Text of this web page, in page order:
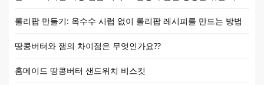
롤리팝 만들기: 옥수수 시럽 없이 롤리팝 레시피를 만드는 방법
땅콩버터와 잼의 차이점은 무엇인가요??
홈메이드 땅콩버터 샌드위치 비스킷